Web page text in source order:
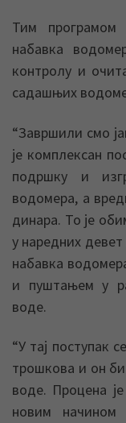
Тим програмом
набавка
контролу и
садашњих
“Завршили смо
jе комплексан
подршку и
водомера, а
динара. То jе
у наредних
набавка
и пуштањем у
воде.
“У таj поступак
трошкова и он
воде. Процена
новим